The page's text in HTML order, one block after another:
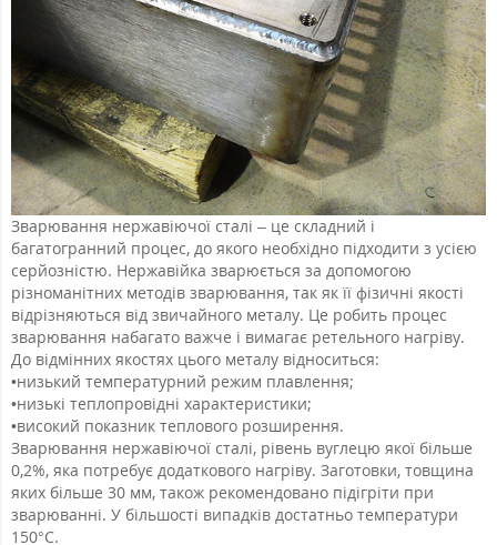
Зварювання нержавіючої сталі – це складний і
багатогранний процес, до якого необхідно підходити з усією
серйозністю. Нержавійка зварюється за допомогою
різноманітних методів зварювання, так як її фізичні якості
відрізняються від звичайного металу. Це робить процес
зварювання набагато важче і вимагає ретельного нагріву.
До відмінних якостях цього металу відноситься:
•низький температурний режим плавлення;
•низькі теплопровідні характеристики;
•високий показник теплового розширення.
Зварювання нержавіючої сталі, рівень вуглецю якої більше
0,2%, яка потребує додаткового нагріву. Заготовки, товщина
яких більше 30 мм, також рекомендовано підігріти при
зварюванні. У більшості випадків достатньо температури
150°С.